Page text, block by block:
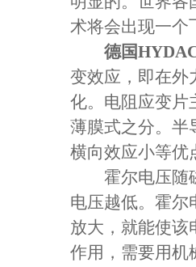
术将会出现一个
德国
变效应，即在外
化。电阻应变片
薄膜式之分。半
横向效应小等优
霍尔电压随磁
电压越低。霍尔
放大，就能使该
作用，需要用机